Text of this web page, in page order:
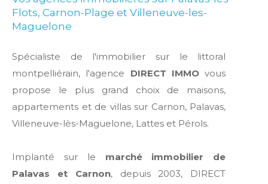
Flots, Carnon-Plage et Villeneuve-les-
Maguelone
Spécialiste de l'immobilier sur le littoral
montpelliérain, l'agence DIRECT IMMOvous
propose le plus grand choix de maisons,
appartements et de villas sur Carnon, Palavas,
Villeneuve-lès-Maguelone, Lattes et Pérols.
Implanté sur le marché immobilier de
Palavas et Carnon, depuis 2003, DIRECT